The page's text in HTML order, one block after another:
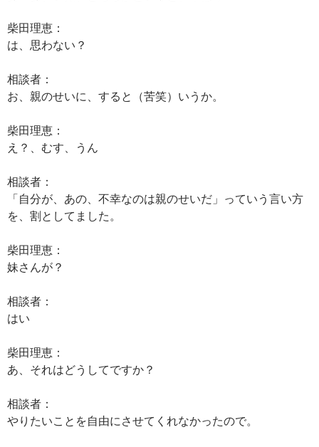
柴田理恵：
は、思わない？
相談者：
お、親のせいに、すると（苦笑）いうか。
柴田理恵：
え？、むす、うん
相談者：
「自分が、あの、不幸なのは親のせいだ」っていう言い方
を、割としてました。
柴田理恵：
妹さんが？
相談者：
はい
柴田理恵：
あ、それはどうしてですか？
相談者：
やりたいことを自由にさせてくれなかったので。